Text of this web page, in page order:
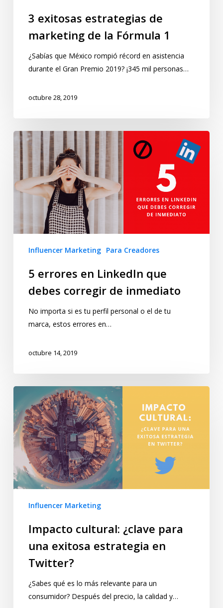
3 exitosas estrategias de
marketing de la Fórmula 1
¿Sabías que México rompió récord en asistencia
durante el Gran Premio 2019? ¡345 mil personas…
octubre 28, 2019
Influencer Marketing Para Creadores
5 errores en LinkedIn que
debes corregir de inmediato
No importa si es tu perfil personal o el de tu
marca, estos errores en…
octubre 14, 2019
Influencer Marketing
Impacto cultural: ¿clave para
una exitosa estrategia en
Twitter?
¿Sabes qué es lo más relevante para un
consumidor? Después del precio, la calidad y…